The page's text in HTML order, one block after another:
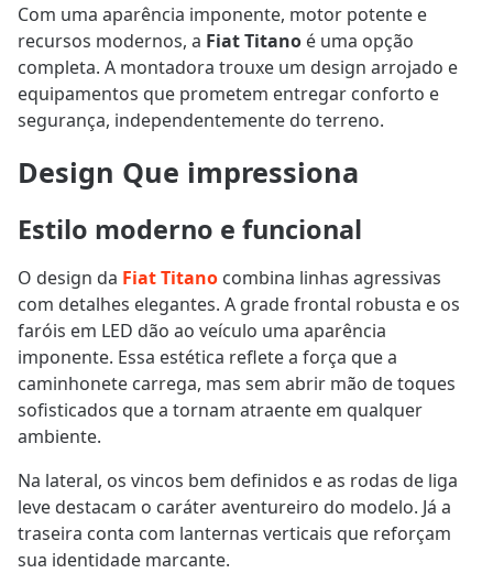
Com uma aparência imponente, motor potente e
recursos modernos, a Fiat Titano é uma opção
completa. A montadora trouxe um design arrojado e
equipamentos que prometem entregar conforto e
segurança, independentemente do terreno.
Design Que impressiona
Estilo moderno e funcional
O design da Fiat Titano combina linhas agressivas
com detalhes elegantes. A grade frontal robusta e os
faróis em LED dão ao veículo uma aparência
imponente. Essa estética reflete a força que a
caminhonete carrega, mas sem abrir mão de toques
sofisticados que a tornam atraente em qualquer
ambiente.
Na lateral, os vincos bem definidos e as rodas de liga
leve destacam o caráter aventureiro do modelo. Já a
traseira conta com lanternas verticais que reforçam
sua identidade marcante.